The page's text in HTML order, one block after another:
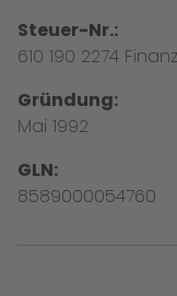
Steuer-Nr.:
610 190 2274
Gründung:
Mai 1992
GLN:
8589000054760